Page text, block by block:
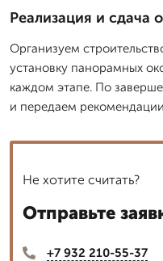
Реализация и сдача
Организуем
установку панорамных
каждом этапе. По
и передаем
Не хотите считать?
Отправьте
+7 932 210-55-37